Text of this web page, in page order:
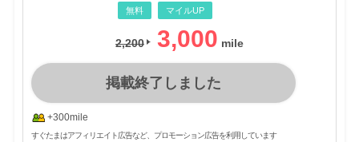
無料 マイルUP
2,200 3,000
掲載終了しました
+300mile
すぐたまはアフィリエイト広告など、プロモーション広告を利用しています